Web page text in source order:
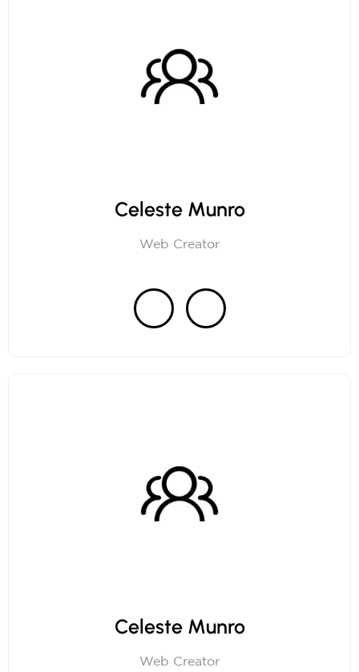
Celeste Munro
Web Creator
Celeste Munro
Web Creator